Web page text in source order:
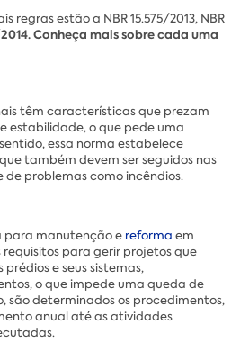
regras estão a NBR 15.575/2013, NBR
Conheça mais sobre cada uma
têm características que prezam
estabilidade, o que pede uma
essa norma estabelece
também devem ser seguidos nas
problemas como incêndios.
para manutenção e reforma em
requisitos para gerir projetos que
e seus sistemas,
o que impede uma queda de
são determinados os procedimentos,
anual até as atividades